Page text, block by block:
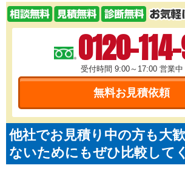
0120-
受付時間 9:00～17:00 営業中
無料お見積依頼
他社でお見積り中の方も大
ないためにもぜひ比較して